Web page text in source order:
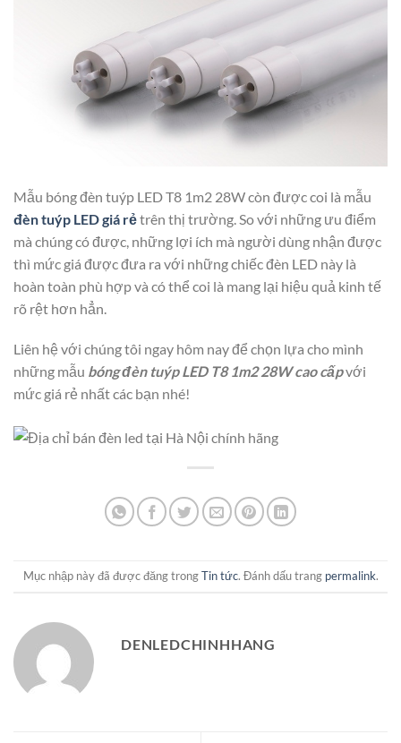
Mẫu bóng đèn tuýp LED T8 1m2 28W còn được coi là mẫu
đèn tuýp LED giá rẻtrên thị trường. So với những ưu điểm
mà chúng có được, những lợi ích mà người dùng nhận được
thì mức giá được đưa ra với những chiếc đèn LED này là
hoàn toàn phù hợp và có thể coi là mang lại hiệu quả kinh tế
rõ rệt hơn hẳn.
Liên hệ với chúng tôi ngay hôm nay để chọn lựa cho mình
những mẫu bóng đèn tuýp LED T8 1m2 28W cao cấpvới
mức giá rẻ nhất các bạn nhé!
Mục nhập này đã được đăng trongTin tức. Đánh dấu trang permalink.
DENLEDCHINHHANG